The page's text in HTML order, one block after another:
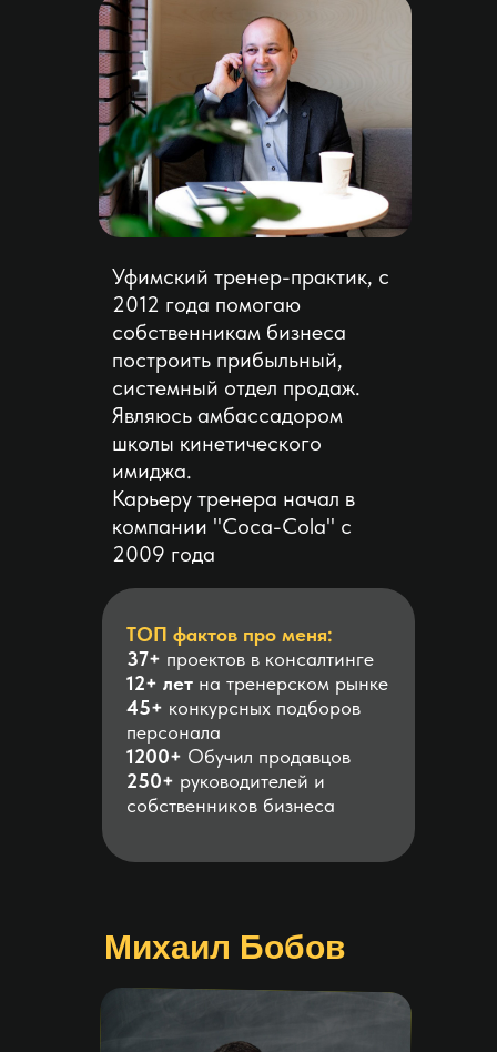
Уфимский тренер-практик, с
2012 года помогаю
собственникам бизнеса
построить прибыльный,
системный отдел продаж.
Являюсь амбассадором
школы кинетического
имиджа.
Карьеру тренера начал в
компании "Coca-Cola" с
2009 года
Михаил Бобов
ТОП фактов про меня:
37+ проектов в консалтинге
12+ лет на тренерском рынке
45+ конкурсных подборов
персонала
1200+ Обучил продавцов
250+ руководителей и
собственников бизнеса